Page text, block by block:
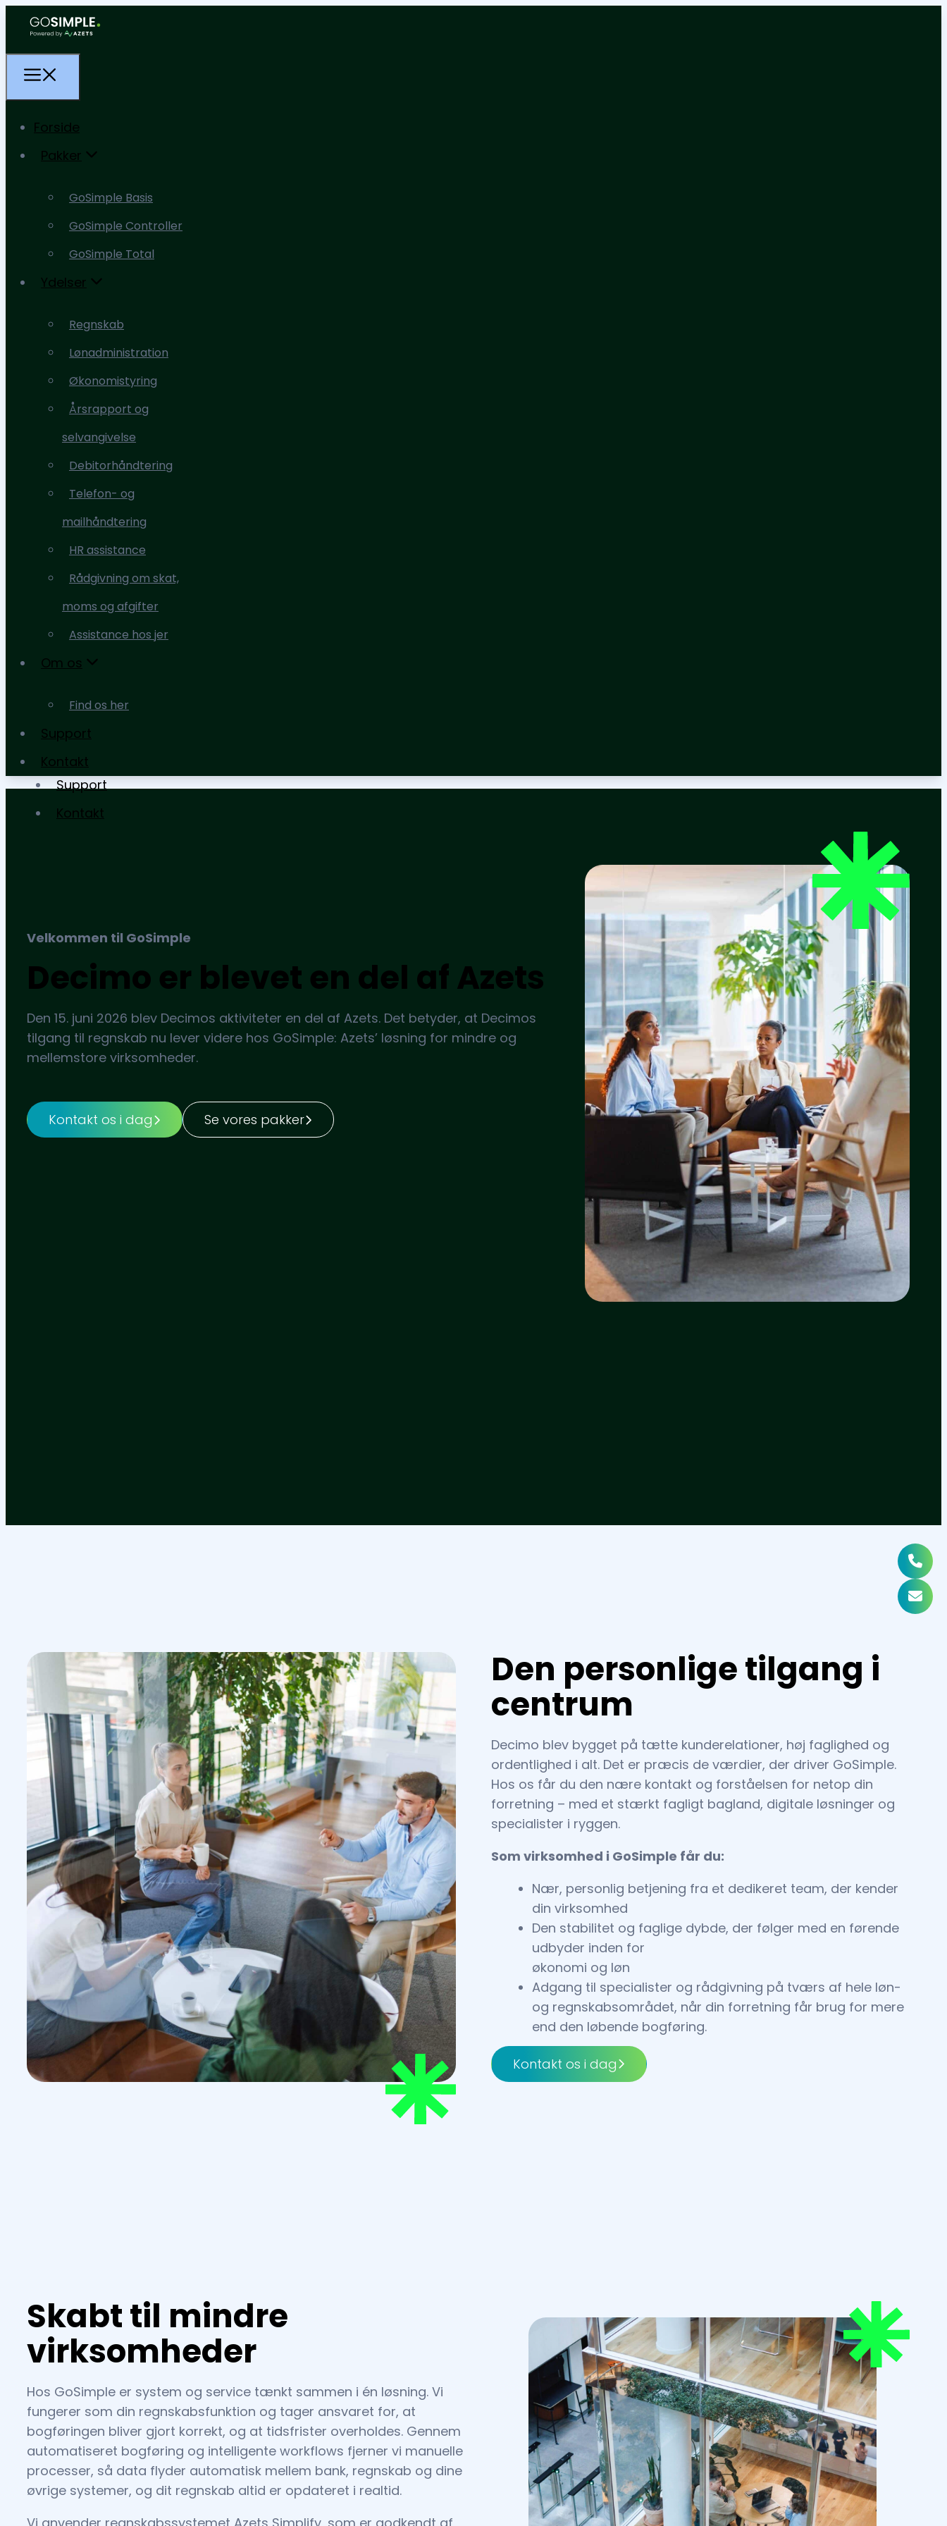
Pakker
GoSimple Basis
Ydelser
Regnskab
Økonomistyring
Årsrapport og
selvangivelse
Debitorhåndtering
Telefon- og
mailhåndtering
HR assistance
Rådgivning om skat,
Om os
Support
Kontakt
Forside
Pakker
GoSimple Basis
GoSimple Controller
GoSimple Total
Ydelser
Regnskab
Lønadministration
Økonomistyring
Årsrapport og
selvangivelse
Debitorhåndtering
Telefon- og
mailhåndtering
HR assistance
Rådgivning om skat,
moms og afgifter
Assistance hos jer
Om os
Find os her
Support
Kontakt
Velkommen til GoSimple
Decimo er blevet en del af Azets
Den 15. juni 2026 blev Decimos aktiviteter en del af Azets. Det betyder, at Decimos
tilgang til regnskab nu lever videre hos GoSimple: Azets’ løsning for mindre og
mellemstore virksomheder.
Kontakt os i dag Se vores pakker
Den personlige tilgang i
centrum
Decimo blev bygget på tætte kunderelationer, høj faglighed og
ordentlighed i alt. Det er præcis de værdier, der driver GoSimple.
Hos os får du den nære kontakt og forståelsen for netop din
forretning – med et stærkt fagligt bagland, digitale løsninger og
specialister i ryggen.
Som virksomhed i GoSimple får du:
Nær, personlig betjening fra et dedikeret team, der kender
din virksomhed
Den stabilitet og faglige dybde, der følger med en førende
udbyder inden for
økonomi og løn
Adgang til specialister og rådgivning på tværs af hele løn-
og regnskabsområdet, når din forretning får brug for mere
end den løbende bogføring.
Kontakt os i dag
Skabt til mindre
virksomheder
Hos GoSimple er system og service tænkt sammen i én løsning. Vi
fungerer som din regnskabsfunktion og tager ansvaret for, at
bogføringen bliver gjort korrekt, og at tidsfrister overholdes. Gennem
automatiseret bogføring og intelligente workflows fjerner vi manuelle
processer, så data flyder automatisk mellem bank, regnskab og dine
øvrige systemer, og dit regnskab altid er opdateret i realtid.